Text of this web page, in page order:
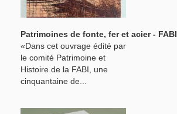
Patrimoines de fonte, fer et acier - FABI
«Dans cet ouvrage édité par
le comité Patrimoine et
Histoire de la FABI, une
cinquantaine de...